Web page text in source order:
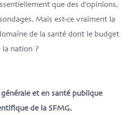
que des d'opinions,
Mais est-ce vraiment la
de la santé dont le budget
la nation ?
et en santé publique
de la SFMG.